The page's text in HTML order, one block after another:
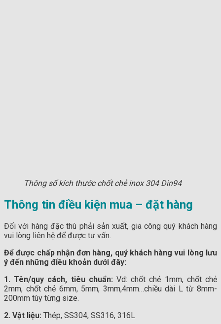
Thông số kích thước chốt chẻ inox 304 Din94
Thông tin điều kiện mua – đặt hàng
Đối với hàng đặc thù phải sản xuất, gia công quý khách hàng
vui lòng liên hệ để được tư vấn.
Để được chấp nhận đơn hàng, quý khách hàng vui lòng lưu
ý đến những điều khoản dưới đây:
1. Tên/quy cách, tiêu chuẩn: Vd: chốt chẻ 1mm, chốt chẻ
2mm, chốt chẻ 6mm, 5mm, 3mm,4mm…chiều dài L từ 8mm-
200mm tùy từng size.
2. Vật liệu: Thép, SS304, SS316, 316L